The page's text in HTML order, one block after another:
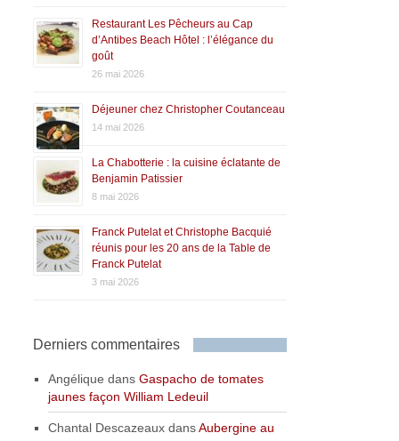
Restaurant Les Pêcheurs au Cap
d’Antibes Beach Hôtel : l’élégance du
goût
26 mai 2026
Déjeuner chez Christopher Coutanceau
14 mai 2026
La Chabotterie : la cuisine éclatante de
Benjamin Patissier
8 mai 2026
Franck Putelat et Christophe Bacquié
réunis pour les 20 ans de la Table de
Franck Putelat
3 mai 2026
Derniers commentaires
Angélique dansGaspacho de tomates
jaunes façon William Ledeuil
Chantal Descazeaux dansAubergine au